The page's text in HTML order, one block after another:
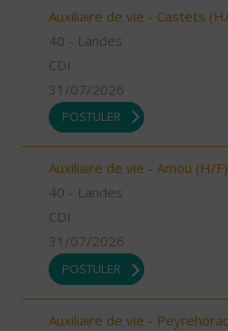
Auxiliaire de vie - Castets
40 - Landes
CDI
31/07/2026
POSTULER
Auxiliaire de vie - Amou (H/F)
40 - Landes
CDI
31/07/2026
POSTULER
Auxiliaire de vie -